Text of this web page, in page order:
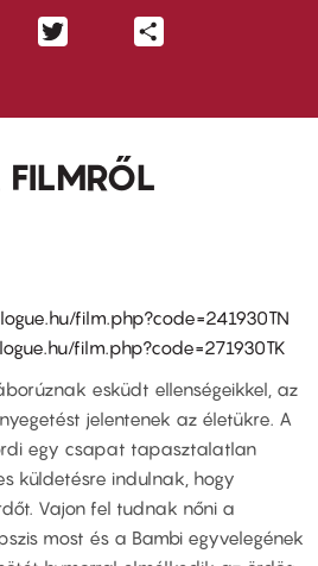
FILMRŐL
film.php?code=241930TN
film.php?code=271930TK
esküdt ellenségeikkel, az
jelentenek az életükre. A
egy csapat tapasztalatlan
küldetésre indulnak, hogy
Vajon fel tudnak nőni a
most és a Bambi egyvelegének